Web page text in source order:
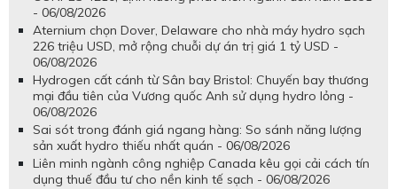
- 06/08/2026
Aternium chọn Dover, Delaware cho nhà máy hydro sạch
226 triệu USD, mở rộng chuỗi dự án trị giá 1 tỷ USD -
06/08/2026
Hydrogen cất cánh từ Sân bay Bristol: Chuyến bay thương
mại đầu tiên của Vương quốc Anh sử dụng hydro lỏng -
06/08/2026
Sai sót trong đánh giá ngang hàng: So sánh năng lượng
sản xuất hydro thiếu nhất quán - 06/08/2026
Liên minh ngành công nghiệp Canada kêu gọi cải cách tín
dụng thuế đầu tư cho nền kinh tế sạch - 06/08/2026